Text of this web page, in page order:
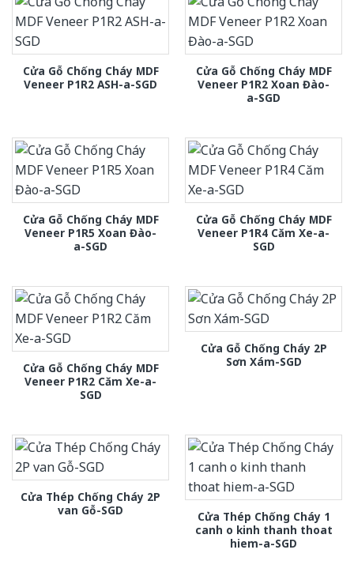
Cửa Gỗ Chống Cháy MDF
Veneer P1R2 ASH-a-SGD
Cửa Gỗ Chống Cháy MDF
Veneer P1R2 Xoan Đào-
a-SGD
Cửa Gỗ Chống Cháy MDF
Veneer P1R5 Xoan Đào-
a-SGD
Cửa Gỗ Chống Cháy MDF
Veneer P1R4 Căm Xe-a-
SGD
Cửa Gỗ Chống Cháy MDF
Veneer P1R2 Căm Xe-a-
SGD
Cửa Gỗ Chống Cháy 2P
Sơn Xám-SGD
Cửa Thép Chống Cháy 2P
van Gỗ-SGD
Cửa Thép Chống Cháy 1
canh o kinh thanh thoat
hiem-a-SGD